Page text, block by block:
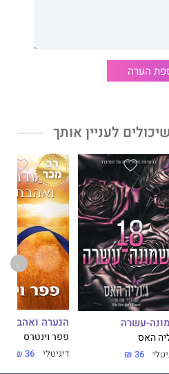
את הבייסבול כאהבתי
שיעלה לכם חיוך על השפתיים,
לכם להאמין באהבה, בעיקר
והיא חיה ונושמת את הז'אנר
על בסיס פרק שני לאהבה בחיי
עיניווכעת רואה אור שחקן צמוד.
הערה
לעניין אותך
עשרה
האס
36 ₪
הנערה ואהבתה
פפר וינטרס
דיגיטלי 36 ₪